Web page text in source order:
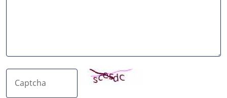
Captcha